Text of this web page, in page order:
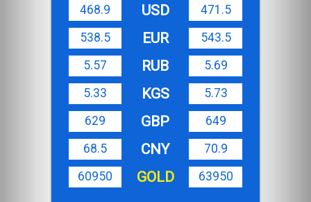
468.9 USD
471.5
538.5
EUR
543.5
5.57
RUB
5.69
5.33
KGS
5.73
629
GBP
649
68.5
CNY
70.9
60950
GOLD 63950